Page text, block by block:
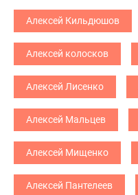
Алексей Кильдюшов
Алексей колосков
Алексей Лисенко
Алексей Мальцев
Алексей Мищенко
Алексей Пантелеев